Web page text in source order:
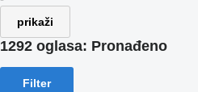
prikaži
1292 oglasa: Pronađeno
Filter